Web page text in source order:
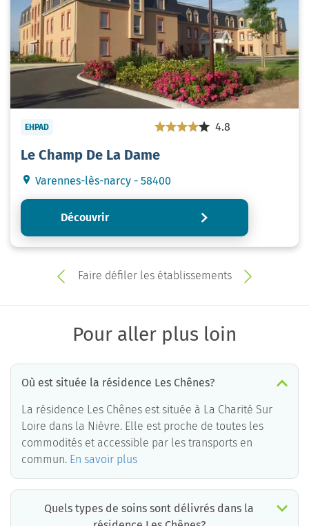
EHPAD 4.8
Le Champ De La Dame
Varennes-lès-narcy - 58400
Découvrir
Faire défiler les établissements
Pour aller plus loin
Où est située la résidence Les Chênes?
La résidence Les Chênes est située à La Charité Sur
Loire dans la Nièvre. Elle est proche de toutes les
commodités et accessible par les transports en
commun. En savoir plus
Quels types de soins sont délivrés dans la